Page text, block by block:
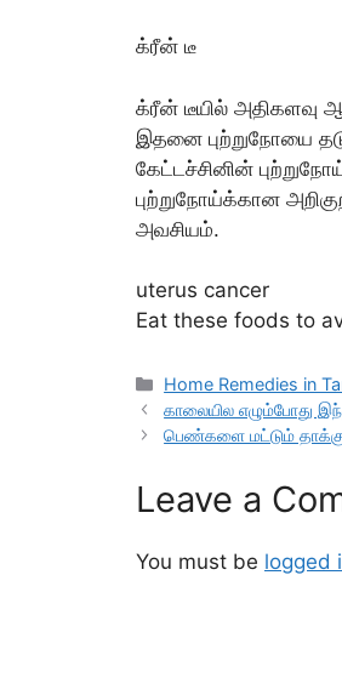
க்ரீன் டீ
க்ரீன் டீயில் அதிகளவு
இதனை புற்றுநோயை
கேட்டச்சினின்
புற்றுநோய்க்கான
அவசியம்.
uterus cancer
Eat these foods to
Categories
Home Remedies in
காலையில எழும்போது
பெண்களை மட்டும்
Leave a
You must be logged